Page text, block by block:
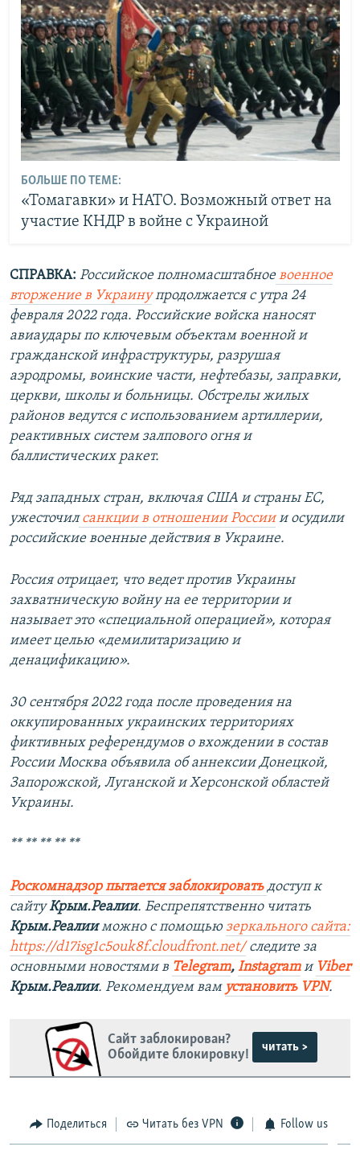
БОЛЬШЕ ПО ТЕМЕ:
«Томагавки» и НАТО. Возможный ответ на
участие КНДР в войне с Украиной
СПРАВКА: Российское полномасштабноевоенное
вторжение в Украинупродолжается с утра 24
февраля 2022 года. Российские войска наносят
авиаудары по ключевым объектам военной и
гражданской инфраструктуры, разрушая
аэродромы, воинские части, нефтебазы, заправки,
церкви, школы и больницы. Обстрелы жилых
районов ведутся с использованием артиллерии,
реактивных систем залпового огня и
баллистических ракет.
Ряд западных стран, включая США и страны ЕС,
ужесточилсанкции в отношении Россиии осудили
российские военные действия в Украине.
Россия отрицает, что ведет против Украины
захватническую войну на ее территории и
называет это «специальной операцией», которая
имеет целью «демилитаризацию и
денацификацию».
30 сентября 2022 года после проведения на
оккупированных украинских территориях
фиктивных референдумов о вхождении в состав
России Москва объявила об аннексии Донецкой,
Запорожской, Луганской и Херсонской областей
Украины.
** ** ** ** **
Роскомнадзор пытается заблокировать доступ к
сайтуКрым.Реалии. Беспрепятственно читать
Крым.Реалииможно с помощью зеркального сайта:
https://d17isg1c5ouk8f.cloudfront.net/ следите за
основными новостями в Telegram, Instagramи Viber
Крым.Реалии. Рекомендуем вам установить VPN.
Сайт заблокирован?
Обойдите блокировку!
читать >
Поделиться Читать без VPN Follow us